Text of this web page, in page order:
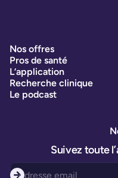
Nos offres
Pros de santé
L’application
Recherche clinique
Le podcast
Suivez toute